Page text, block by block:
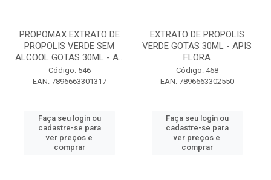
PROPOMAX EXTRATO DE
PROPOLIS VERDE SEM
ALCOOL GOTAS 30ML - A...
Código: 546
EAN: 7896663301317
Faça seu login ou
cadastre-se para
ver preços e
comprar
EXTRATO DE PROPOLIS
VERDE GOTAS 30ML - APIS
FLORA
Código: 468
EAN: 7896663302550
Faça seu login ou
cadastre-se para
ver preços e
comprar